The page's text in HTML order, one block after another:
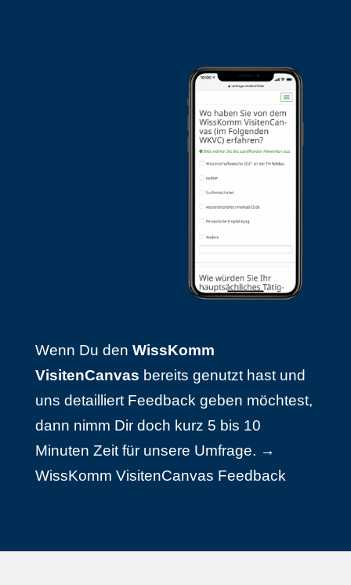
Wenn Du den WissKomm
VisitenCanvas bereits genutzt hast und
uns detailliert Feedback geben möchtest,
dann nimm Dir doch kurz 5 bis 10
Minuten Zeit für unsere Umfrage. →
WissKomm VisitenCanvas Feedback